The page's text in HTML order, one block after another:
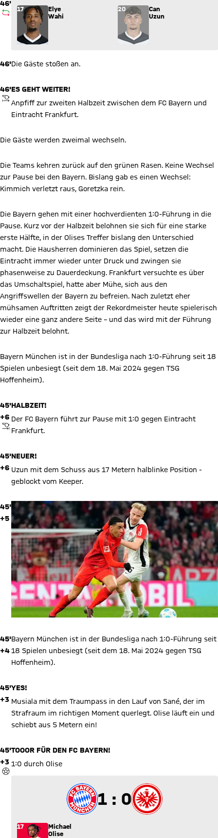
46'
AUSWECHSLUNG
Wechsel: Elye Wahi (17) kommt für Can Uzun (20) ins Spiel.
17
Elye
Wahi
20
Can
Uzun
46'Die Gäste stoßen an.
46'
ANPFIFF
ES GEHT WEITER!
Anpfiff zur zweiten Halbzeit zwischen dem FC Bayern und
Eintracht Frankfurt.
Die Gäste werden zweimal wechseln.
Die Teams kehren zurück auf den grünen Rasen. Keine Wechsel
zur Pause bei den Bayern. Bislang gab es einen Wechsel:
Kimmich verletzt raus, Goretzka rein.
Die Bayern gehen mit einer hochverdienten 1:0-Führung in die
Pause. Kurz vor der Halbzeit belohnen sie sich für eine starke
erste Hälfte, in der Olises Treffer bislang den Unterschied
macht. Die Hausherren dominieren das Spiel, setzen die
Eintracht immer wieder unter Druck und zwingen sie
phasenweise zu Dauerdeckung. Frankfurt versuchte es über
das Umschaltspiel, hatte aber Mühe, sich aus den
Angriffswellen der Bayern zu befreien. Nach zuletzt eher
mühsamen Auftritten zeigt der Rekordmeister heute spielerisch
wieder eine ganz andere Seite – und das wird mit der Führung
zur Halbzeit belohnt.
Bayern München ist in der Bundesliga nach 1:0-Führung seit 18
Spielen unbesiegt (seit dem 18. Mai 2024 gegen TSG
Hoffenheim).
45'
+6
ABPFIFF
HALBZEIT!
Der FC Bayern führt zur Pause mit 1:0 gegen Eintracht
Frankfurt.
45'
+6
NEUER!
Uzun mit dem Schuss aus 17 Metern halblinke Position -
geblockt vom Keeper.
45'
+5
45'
+4
Bayern München ist in der Bundesliga nach 1:0-Führung seit
18 Spielen unbesiegt (seit dem 18. Mai 2024 gegen TSG
Hoffenheim).
45'
+3
YES!
Musiala mit dem Traumpass in den Lauf von Sané, der im
Strafraum im richtigen Moment querlegt. Olise läuft ein und
schiebt aus 5 Metern ein!
45'
+3
TOR
TOOOR FÜR DEN FC BAYERN!
1:0 durch Olise
1 zu 0
1 : 0
17
Michael
Olise